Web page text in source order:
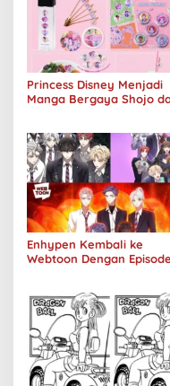
Princess Disney Menjadi
Manga Bergaya Shojo
Enhypen Kembali ke
Webtoon Dengan Episode